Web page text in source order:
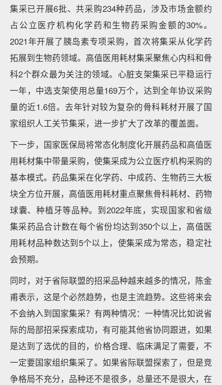
集采已开展6批、共采购234种药品，涉及市场金额约
占公立医疗机构化学药和生物药采购金额的30%。
2021年开展了胰岛素专项采购，首次将集采从化学药
拓展到生物药领域。高值医用耗材集采聚焦心内科和骨
科2个群众最为关注的领域。心脏支架集采已平稳运行
一年，中选支架使用总量169万个，达到全年协议采购
量的近1.6倍。去年针对较为复杂的骨科耗材开展了国
家组织人工关节集采，进一步扩大了改革的覆盖面。
下一步，国家医保局将常态化制度化开展药品和高值医
用耗材集中带量采购，使集采成为公立医疗机构采购的
基本模式。药品集采在化学药、中成药、生物药三大板
块全方位开展，高值医用耗材重点聚焦骨科耗材、药物
球囊、种植牙等品种。到2022年底，实现国家和省级
集采药品合计数在每个省份均达到350个以上，高值医
用耗材品种数达到5个以上，使集采成为常态，稳定社
会预期。
同时，对于省际联盟的招采品种越来越多的情况，陈金
甫表示，这是个必然趋势，也是主流趋势。这些将来会
不会纳入到国家集采？有两种情况：一种情况比如说省
际的局部招采探索成功，有可能其他省协同跟进，如果
是达到了选优的目的，价格合理、临床满足了需要，不
一定要国家组织集采了。如果省际联盟探索了，但是竞
争格局不充分，品种还不是很多，总量还不是很大，在